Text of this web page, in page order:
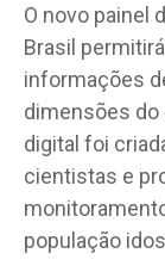
O novo painel
Brasil
informações
dimensões
digital foi
cientistas e
população